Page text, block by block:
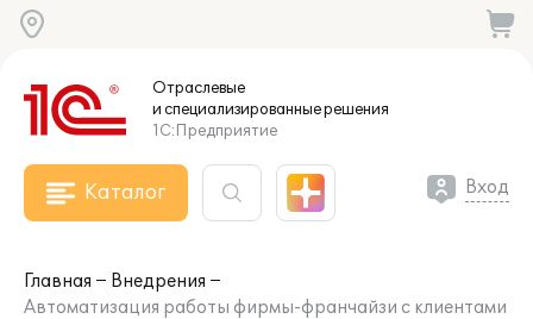
Отраслевые
и специализированныерешения
1С:Предприятие
Каталог Вход
Главная
Внедрения
Автоматизация работы фирмы-франчайзи с клиентами